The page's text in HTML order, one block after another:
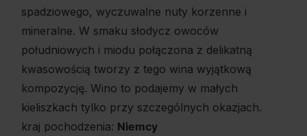
spadziowego, wyczuwalne nuty korzenne i
mineralne. W smaku słodycz owoców
południowych i miodu połączona z delikatną
kwasowością tworzy z tego wina wyjątkową
kompozycję. Wino to podajemy w małych
kieliszkach tylko przy szczególnych okazjach.
kraj pochodzenia: Niemcy